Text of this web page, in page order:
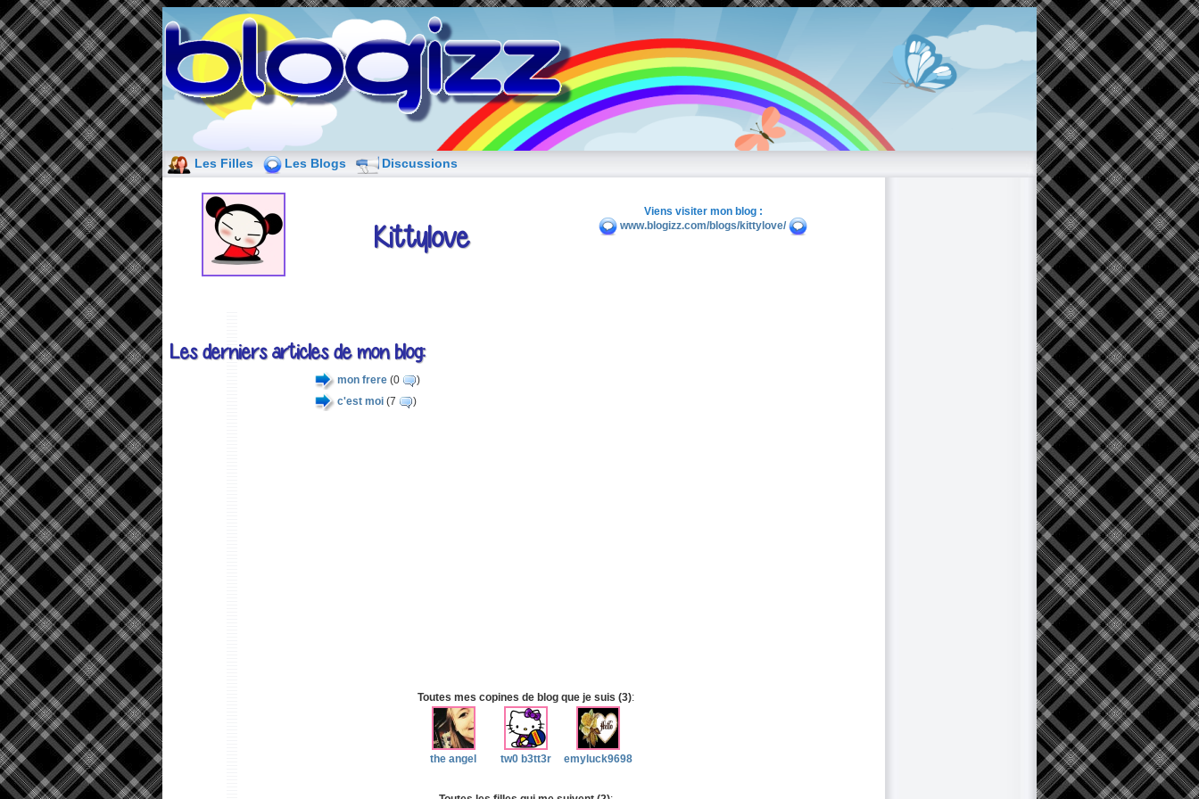
Les Filles Les Blogs Discussions
Kittylove
Viens visiter mon blog :
www.blogizz.com/blogs/kittylove/
Les derniers articles de mon blog:
mon frere (0
)
c'est moi (7 )
Toutes mes copines de blog que je suis (3):
the angel tw0 b3tt3r emyluck9698